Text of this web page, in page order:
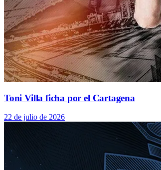
Toni Villa ficha por el Cartagena
22 de julio de 2026